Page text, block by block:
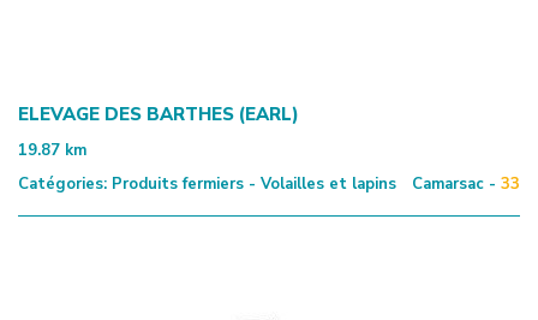
ELEVAGE DES BARTHES (EARL)
19.87 km
Catégories: Produits fermiers - Volailles et lapins Camarsac - 33